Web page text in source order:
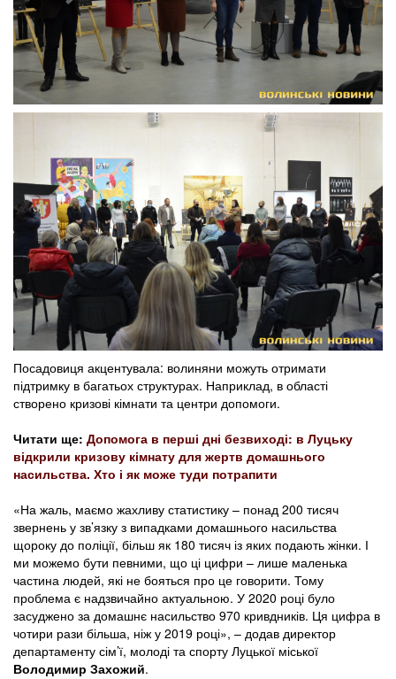
Посадовиця акцентувала: волиняни можуть отримати
підтримку в багатьох структурах. Наприклад, в області
створено кризові кімнати та центри допомоги.
Читати ще: Допомога в перші дні безвиході: в Луцьку
відкрили кризову кімнату для жертв домашнього
насильства. Хто і як може туди потрапити
«На жаль, маємо жахливу статистику – понад 200 тисяч
звернень у зв’язку з випадками домашнього насильства
щороку до поліції, більш як 180 тисяч із яких подають жінки. І
ми можемо бути певними, що ці цифри – лише маленька
частина людей, які не бояться про це говорити. Тому
проблема є надзвичайно актуальною. У 2020 році було
засуджено за домашнє насильство 970 кривдників. Ця цифра в
чотири рази більша, ніж у 2019 році», – додав директор
департаменту сім’ї, молоді та спорту Луцької міської
Володимир Захожий.